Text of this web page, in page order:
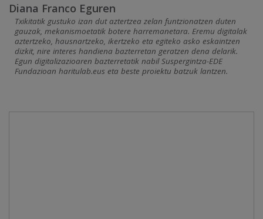
Diana Franco Eguren
Txikitatik gustuko izan dut aztertzea zelan funtzionatzen duten
gauzak, mekanismoetatik botere harremanetara. Eremu digitalak
aztertzeko, hausnartzeko, ikertzeko eta egiteko asko eskaintzen
dizkit, nire interes handiena bazterretan geratzen dena delarik.
Egun digitalizazioaren bazterretatik nabil Suspergintza-EDE
Fundazioan haritulab.eus eta beste proiektu batzuk lantzen.